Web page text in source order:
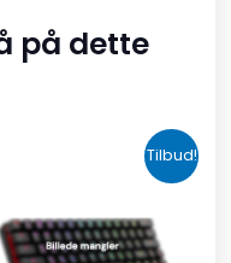
på dette
Tilbud!
oprindelige
pris
var:
aktuelle
pris
er: